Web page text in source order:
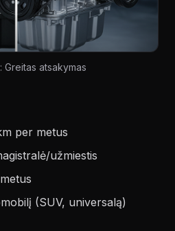
Greitas atsakymas
per metus
užmiestis
(SUV, universalą)